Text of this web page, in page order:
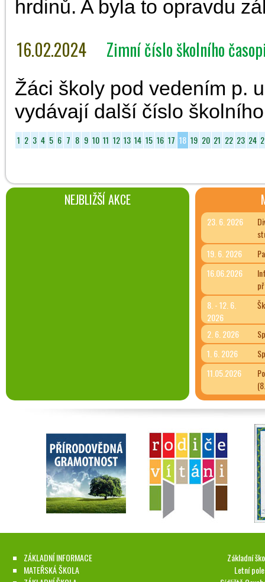
hrdinů. A byla to opravdu
16.02.2024 Zimní číslo školního
Žáci školy pod vedením p.
vydávají další číslo
1 2 3 4 5 6 7 8 9 10 11 12 13 14 15 16 17 18 19 20 21 22 23 24
NEJBLIŽŠÍ AKCE
23. 6. 2026
19. 6. 2026
16.06.2026
8. - 12. 6.
2026
2. 6. 2026
1. 6. 2026
11.05.2026
ZÁKLADNÍ INFORMACE
MATEŘSKÁ ŠKOLA
Základní
Letní